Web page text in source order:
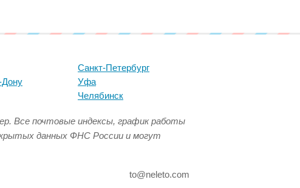
Дону
Санкт-Петербург
Уфа
Челябинск
Все почтовые индексы, график работы
данных ФНС России и могут
to@neleto.com